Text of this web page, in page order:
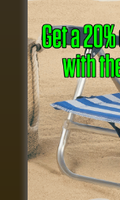
Mai Mai Mai